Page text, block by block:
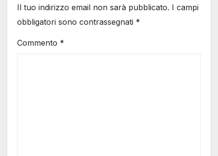
Il tuo indirizzo email non sarà pubblicato. I campi
obbligatori sono contrassegnati *
Commento *